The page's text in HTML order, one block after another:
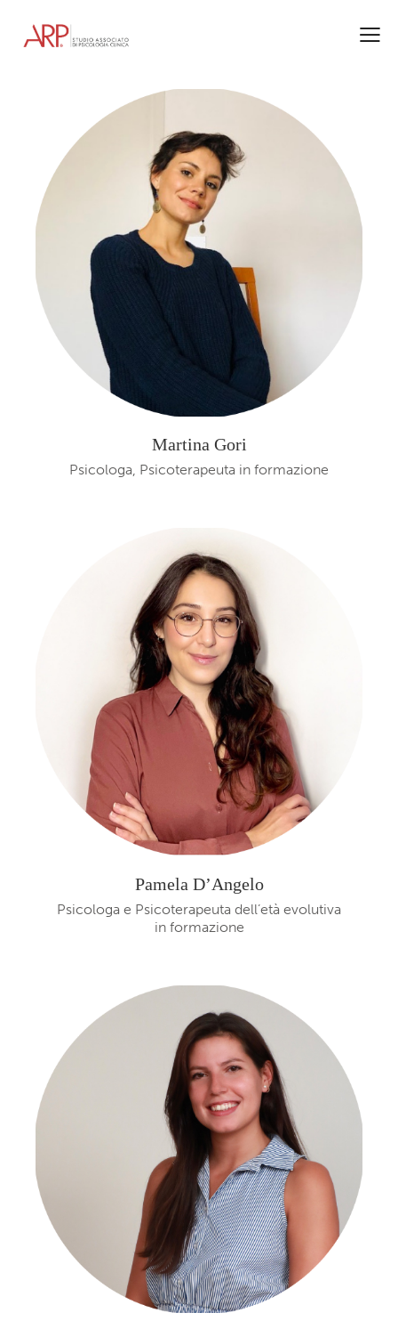
Martina Gori
Psicologa, Psicoterapeuta in formazione
Pamela D’Angelo
Psicologa e Psicoterapeuta dell’età evolutiva
in formazione